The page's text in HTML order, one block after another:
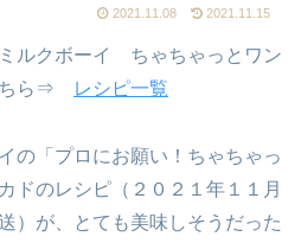
2021.11.08 2021.11.15
ルクボーイ ちゃちゃっとワン
ちら⇒
レシピ一覧
の「プロにお願い！ちゃちゃっ
ドのレシピ（２０２１年１１月
）が、とても美味しそうだった